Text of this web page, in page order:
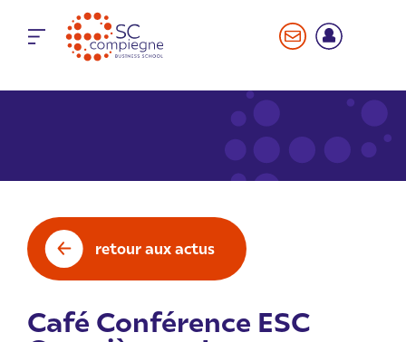
retour aux actus
Café Conférence ESC